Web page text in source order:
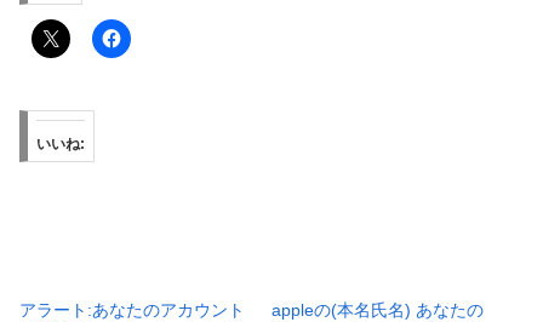
いいね:
アラート:あなたのアカウント
appleの(本名氏名) あなたの